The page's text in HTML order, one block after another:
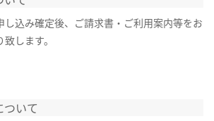
し込み確定後、ご請求書・ご利用案内等をお
致します。
いて